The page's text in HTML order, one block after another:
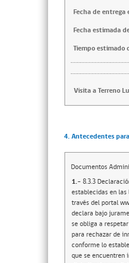
Fecha de entrega
Fecha estimada
Tiempo estimado
Visita a Terreno
4. Antecedentes
Documentos
1.- 8.3.3 Declaración jurada simple: Dicho instrumento debe establecer que no se encuentra en alguna de las inhabilidades establecidas en las letras a, b, c, d y e del numeral 4 de las presentes bases. El documento se entregará digitalizado (escaneado) a través del portal www.mercadopublico.cl en la etapa consignada en el punto N°4, del numeral 6 de las presentes bases. Y que declara bajo juramento que el oferente ha tomado conocimiento de las especificaciones técnicas de esta licitación y de las cuales se obliga a respetar cabal e íntegramente en todas sus partes. La omisión de estos documentos en la apertura faculta a la agencia para rechazar de inmediato la oferta del proponente, o en su defecto solicitar que se acompañen después de realizada la apertura conforme lo establece el numeral 8.3.4 de las presentes Bases de Licitación. 8.3.4 Antecedentes del oferente: Para aquellos oferentes que se encuentren inscritos en el Registro Electrónico Oficial de Proveedores Chile Proveedores, y tengan los siguientes documentos digitalizados en dicho registro, no será necesaria la presentación de los documentos y antecedentes que se individualizan más adelante, los oferentes deberán señalar claramente esta circunstancia al momento de presentar su oferta, y muy